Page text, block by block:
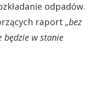
odpadów.
raport „bez
będzie w stanie